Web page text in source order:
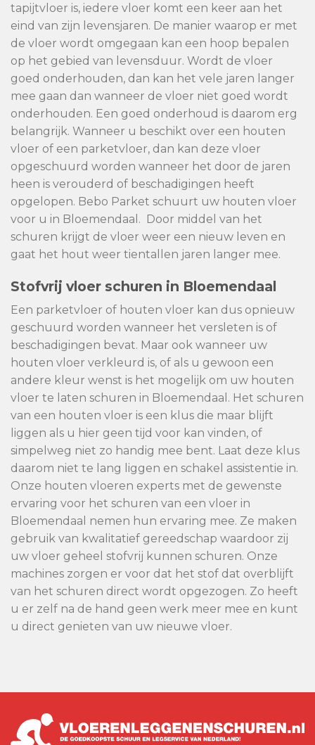
tapijtvloer is, iedere vloer komt een keer aan het
eind van zijn levensjaren. De manier waarop er met
de vloer wordt omgegaan kan een hoop bepalen
op het gebied van levensduur. Wordt de vloer
goed onderhouden, dan kan het vele jaren langer
mee gaan dan wanneer de vloer niet goed wordt
onderhouden. Een goed onderhoud is daarom erg
belangrijk. Wanneer u beschikt over een houten
vloer of een parketvloer, dan kan deze vloer
opgeschuurd worden wanneer het door de jaren
heen is verouderd of beschadigingen heeft
opgelopen. Bebo Parket schuurt uw houten vloer
voor u in Bloemendaal. Door middel van het
schuren krijgt de vloer weer een nieuw leven en
gaat het hout weer tientallen jaren langer mee.
Stofvrij vloer schuren in Bloemendaal
Een parketvloer of houten vloer kan dus opnieuw
geschuurd worden wanneer het versleten is of
beschadigingen bevat. Maar ook wanneer uw
houten vloer verkleurd is, of als u gewoon een
andere kleur wenst is het mogelijk om uw houten
vloer te laten schuren in Bloemendaal. Het schuren
van een houten vloer is een klus die maar blijft
liggen als u hier geen tijd voor kan vinden, of
simpelweg niet zo handig mee bent. Laat deze klus
daarom niet te lang liggen en schakel assistentie in.
Onze houten vloeren experts met de gewenste
ervaring voor het schuren van een vloer in
Bloemendaal nemen hun ervaring mee. Ze maken
gebruik van kwalitatief gereedschap waardoor zij
uw vloer geheel stofvrij kunnen schuren. Onze
machines zorgen er voor dat het stof dat overblijft
van het schuren direct wordt opgezogen. Zo heeft
u er zelf na de hand geen werk meer mee en kunt
u direct genieten van uw nieuwe vloer.